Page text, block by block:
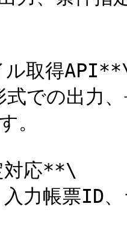
取得
。
対応**\